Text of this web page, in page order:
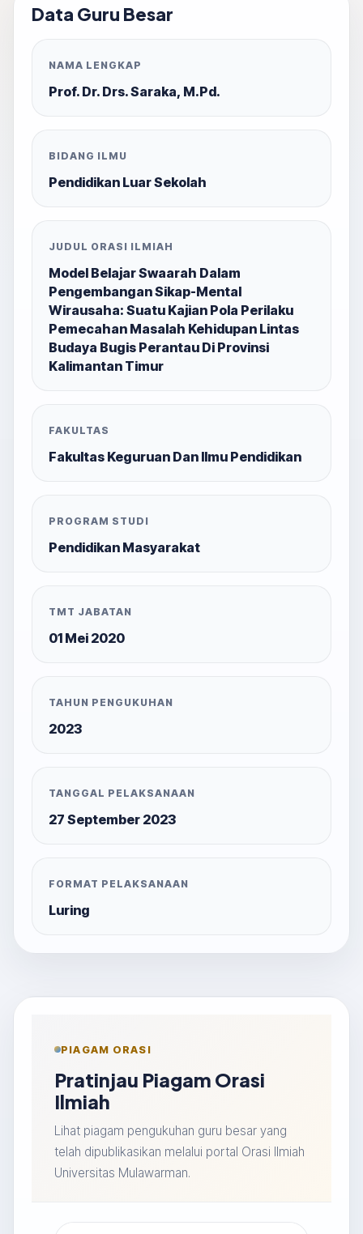
Data Guru Besar
NAMA LENGKAP
Prof. Dr. Drs. Saraka, M.Pd.
BIDANG ILMU
Pendidikan Luar Sekolah
JUDUL ORASI ILMIAH
Model Belajar Swaarah Dalam
Pengembangan Sikap-Mental
Wirausaha: Suatu Kajian Pola Perilaku
Pemecahan Masalah Kehidupan Lintas
Budaya Bugis Perantau Di Provinsi
Kalimantan Timur
FAKULTAS
Fakultas Keguruan Dan Ilmu Pendidikan
PROGRAM STUDI
Pendidikan Masyarakat
TMT JABATAN
01 Mei 2020
TAHUN PENGUKUHAN
2023
TANGGAL PELAKSANAAN
27 September 2023
FORMAT PELAKSANAAN
Luring
PIAGAM ORASI
Pratinjau Piagam Orasi
Ilmiah
Lihat piagam pengukuhan guru besar yang
telah dipublikasikan melalui portal Orasi Ilmiah
Universitas Mulawarman.